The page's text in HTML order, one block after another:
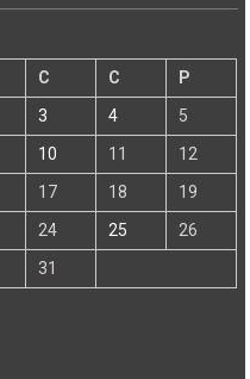
C C
P
3 4
5
10 11
12
17 18
19
24 25
26
31